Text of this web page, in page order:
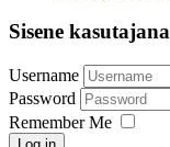
Sisene kasutajana
Username
Password
Remember Me